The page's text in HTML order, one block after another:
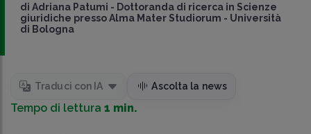
di Adriana Patumi - Dottoranda di ricerca in Scienze
giuridiche presso Alma Mater Studiorum - Università
di Bologna
Traduci con IA Ascolta la news
Tempo di lettura 1 min.